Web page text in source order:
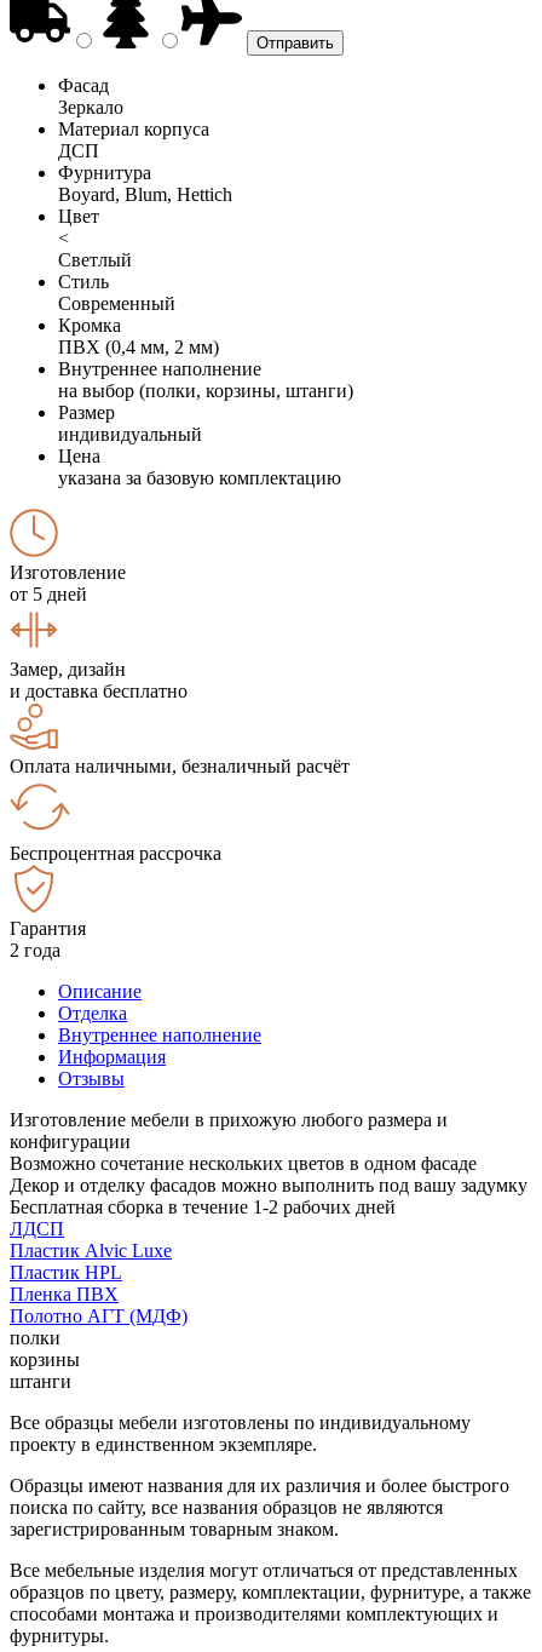
Фасад
Зеркало
Материал корпуса
ДСП
Фурнитура
Boyard, Blum, Hettich
Цвет
<
Светлый
Стиль
Современный
Кромка
ПВХ (0,4 мм, 2 мм)
Внутреннее наполнение
на выбор (полки, корзины, штанги)
Размер
индивидуальный
Цена
указана за базовую комплектацию
Изготовление
от 5 дней
Замер, дизайн
и доставка бесплатно
Оплата наличными, безналичный расчёт
Беспроцентная рассрочка
Гарантия
2 года
Описание
Отделка
Внутреннее наполнение
Информация
Отзывы
Изготовление мебели в прихожую любого размера и
конфигурации
Возможно сочетание нескольких цветов в одном фасаде
Декор и отделку фасадов можно выполнить под вашу задумку
Бесплатная сборка в течение 1-2 рабочих дней
ЛДСП
Пластик Alvic Luxe
Пластик HPL
Пленка ПВХ
Полотно АГТ (МДФ)
полки
корзины
штанги
Все образцы мебели изготовлены по индивидуальному
проекту в единственном экземпляре.
Образцы имеют названия для их различия и более быстрого
поиска по сайту, все названия образцов не являются
зарегистрированным товарным знаком.
Все мебельные изделия могут отличаться от представленных
образцов по цвету, размеру, комплектации, фурнитуре, а также
способами монтажа и производителями комплектующих и
фурнитуры.